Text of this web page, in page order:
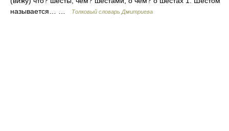
называется… …
Толковый словарь Дмитриева